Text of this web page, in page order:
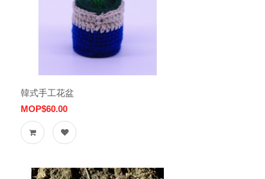
韓式手工花盆
MOP$60.00